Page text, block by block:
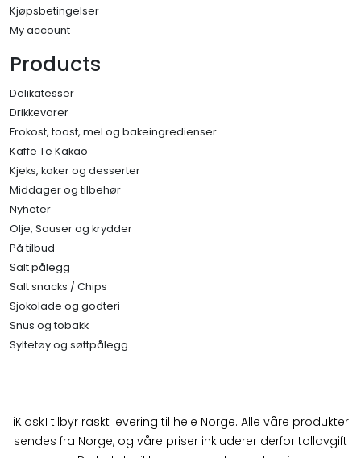
Kjøpsbetingelser
My account
Products
Delikatesser
Drikkevarer
Frokost, toast, mel og bakeingredienser
Kaffe Te Kakao
Kjeks, kaker og desserter
Middager og tilbehør
Nyheter
Olje, Sauser og krydder
På tilbud
Salt pålegg
Salt snacks / Chips
Sjokolade og godteri
Snus og tobakk
Syltetøy og søttpålegg
iKiosk1 tilbyr raskt levering til hele Norge. Alle våre produkter
sendes fra Norge, og våre priser inkluderer derfor tollavgift